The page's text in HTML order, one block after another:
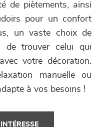
de piètements, ainsi
pour un confort
un vaste choix de
de trouver celui qui
votre décoration.
manuelle ou
à vos besoins !